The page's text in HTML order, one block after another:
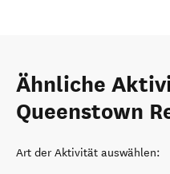
Ähnliche
Queenstown
Art der Aktivität auswählen: